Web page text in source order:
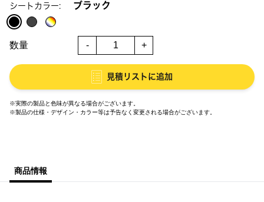
シートカラー: ブラック
数量 - +
見積リストに追加
※実際の製品と色味が異なる場合がございます。
※製品の仕様・デザイン・カラー等は予告なく変更される場合がございます。
商品情報